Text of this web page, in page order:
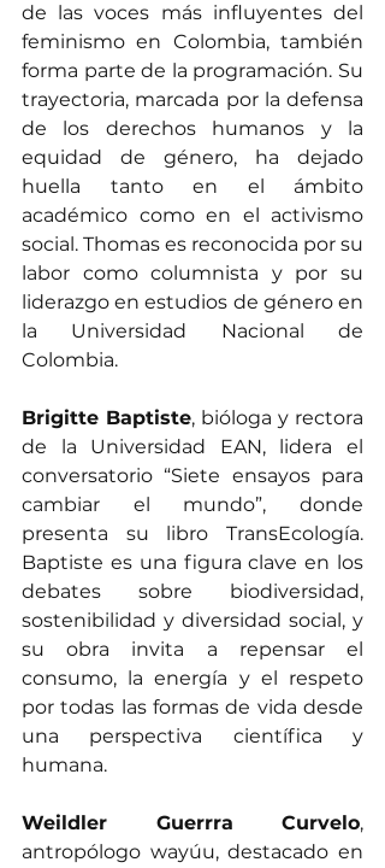
de las voces más influyentes del
feminismo en Colombia, también
forma parte de la programación. Su
trayectoria, marcada por la defensa
de los derechos humanos y la
equidad de género, ha dejado
huella tanto en el ámbito
académico como en el activismo
social. Thomas es reconocida por su
labor como columnista y por su
liderazgo en estudios de género en
la Universidad Nacional de
Colombia.
Brigitte Baptiste, bióloga y rectora
de la Universidad EAN, lidera el
conversatorio “Siete ensayos para
cambiar el mundo”, donde
presenta su libro TransEcología.
Baptiste es una figura clave en los
debates sobre biodiversidad,
sostenibilidad y diversidad social, y
su obra invita a repensar el
consumo, la energía y el respeto
por todas las formas de vida desde
una perspectiva científica y
humana.
Weildler Guerrra Curvelo,
antropólogo wayúu, destacado en